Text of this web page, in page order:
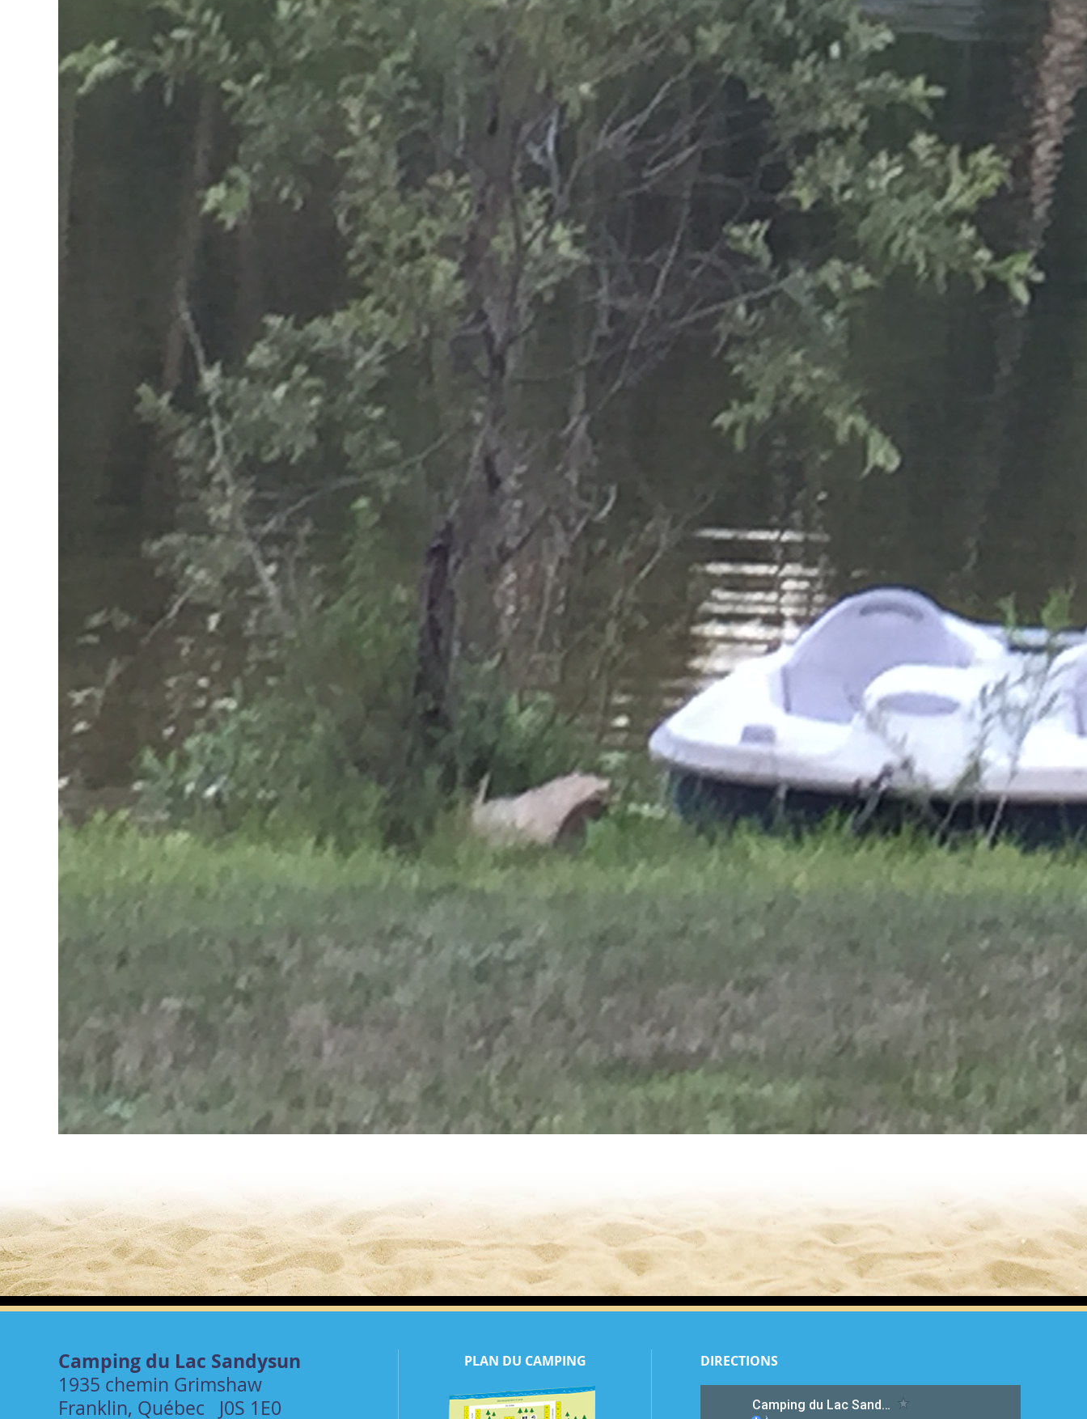
Camping du Lac Sandysun
1935 chemin Grimshaw
Franklin, Québec J0S 1E0
PLAN DU CAMPING DIRECTIONS